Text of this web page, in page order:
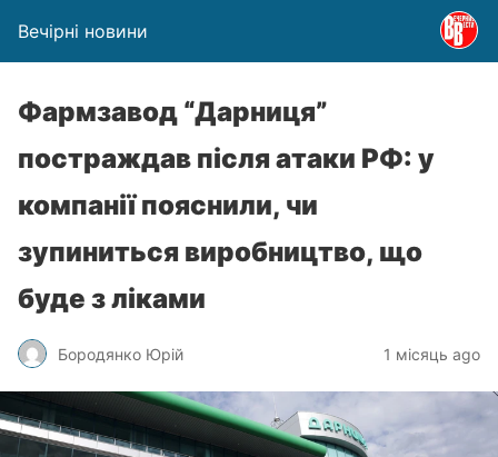
Вечірні новини
Фармзавод “Дарниця”
постраждав після атаки РФ: у
компанії пояснили, чи
зупиниться виробництво, що
буде з ліками
Бородянко Юрій 1 місяць ago